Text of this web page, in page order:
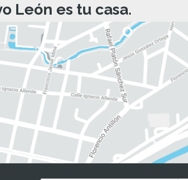
León es tu casa.